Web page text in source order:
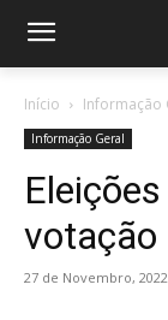
Início Informação
Informação Geral
votação
27 de Novembro, 2022